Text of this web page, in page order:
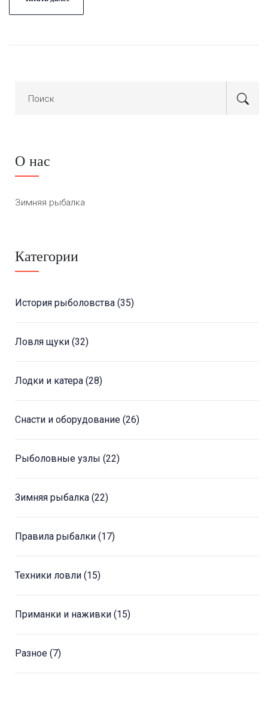
О нас
Зимняя рыбалка
Категории
История рыболовства (35)
Ловля щуки (32)
Лодки и катера (28)
Снасти и оборудование (26)
Рыболовные узлы (22)
Зимняя рыбалка (22)
Правила рыбалки (17)
Техники ловли (15)
Приманки и наживки (15)
Разное (7)